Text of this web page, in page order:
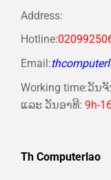
Address:
Hotline
Email:
Working time:ວັນ
ແລະ ວັນອາທີ: 9h-
Th Computerlao